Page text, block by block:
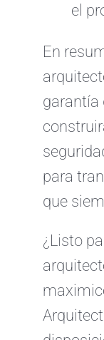
el
En
garantía
para
que
¿Listo